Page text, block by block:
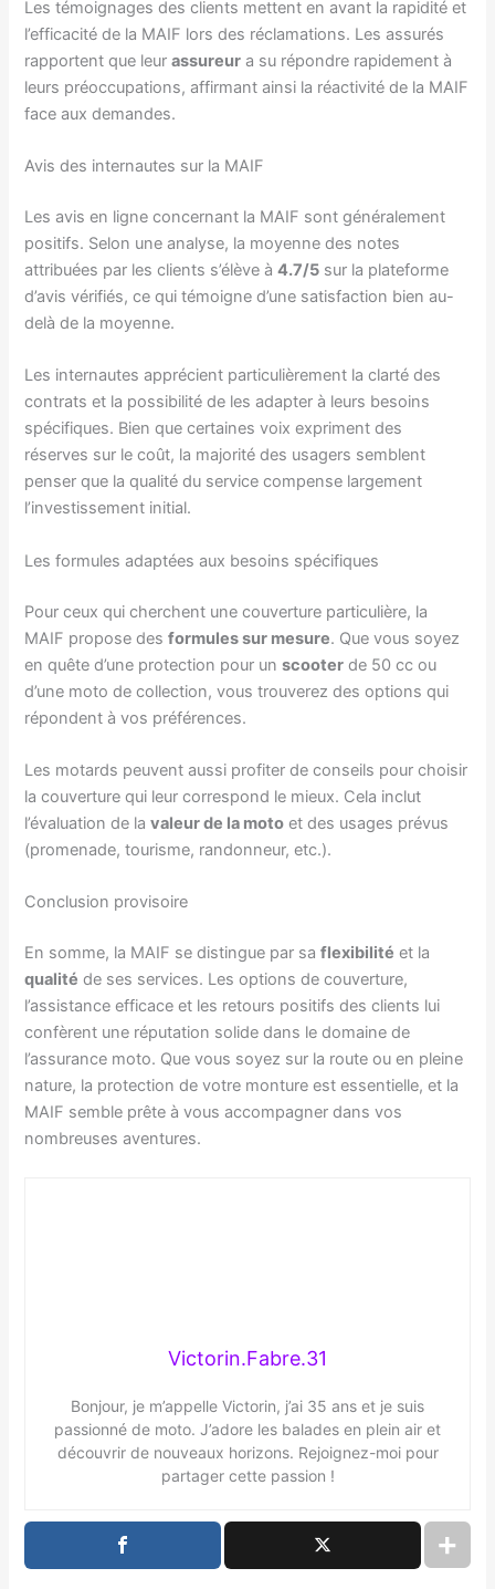
Les témoignages des clients mettent en avant la rapidité et
l’efficacité de la MAIF lors des réclamations. Les assurés
rapportent que leurassureur a su répondre rapidement à
leurs préoccupations, affirmant ainsi la réactivité de la MAIF
face aux demandes.
Avis des internautes sur la MAIF
Les avis en ligne concernant la MAIF sont généralement
positifs. Selon une analyse, la moyenne des notes
attribuées par les clients s’élève à4.7/5 sur la plateforme
d’avis vérifiés, ce qui témoigne d’une satisfaction bien au-
delà de la moyenne.
Les internautes apprécient particulièrement la clarté des
contrats et la possibilité de les adapter à leurs besoins
spécifiques. Bien que certaines voix expriment des
réserves sur le coût, la majorité des usagers semblent
penser que la qualité du service compense largement
l’investissement initial.
Les formules adaptées aux besoins spécifiques
Pour ceux qui cherchent une couverture particulière, la
MAIF propose desformules sur mesure. Que vous soyez
en quête d’une protection pour unscooter de 50 cc ou
d’une moto de collection, vous trouverez des options qui
répondent à vos préférences.
Les motards peuvent aussi profiter de conseils pour choisir
la couverture qui leur correspond le mieux. Cela inclut
l’évaluation de lavaleur de la moto et des usages prévus
(promenade, tourisme, randonneur, etc.).
Conclusion provisoire
En somme, la MAIF se distingue par saflexibilité et la
qualité de ses services. Les options de couverture,
l’assistance efficace et les retours positifs des clients lui
confèrent une réputation solide dans le domaine de
l’assurance moto. Que vous soyez sur la route ou en pleine
nature, la protection de votre monture est essentielle, et la
MAIF semble prête à vous accompagner dans vos
nombreuses aventures.
Victorin.Fabre.31
Bonjour, je m’appelle Victorin, j’ai 35 ans et je suis
passionné de moto. J’adore les balades en plein air et
découvrir de nouveaux horizons. Rejoignez-moi pour
partager cette passion !